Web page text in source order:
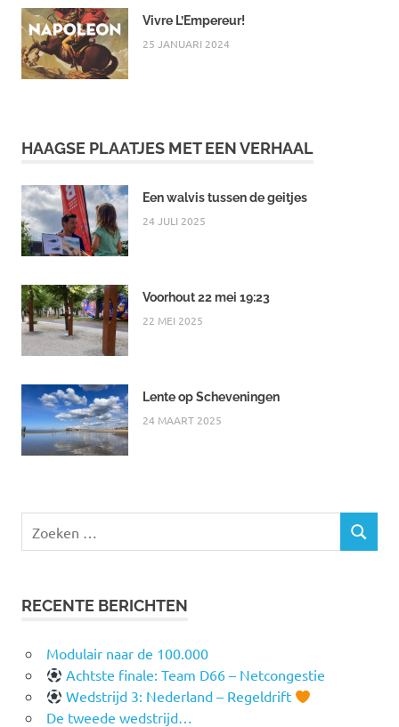
Vivre L’Empereur!
25 JANUARI 2024
HAAGSE PLAATJES MET EEN VERHAAL
Een walvis tussen de geitjes
24 JULI 2025
Voorhout 22 mei 19:23
22 MEI 2025
Lente op Scheveningen
24 MAART 2025
naar:
ZOEKEN
RECENTE BERICHTEN
Modulair naar de 100.000
Achtste finale: Team D66 – Netcongestie
Wedstrijd 3: Nederland – Regeldrift
De tweede wedstrijd…